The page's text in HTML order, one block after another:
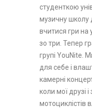
студенткою
музичну школу
вчитися гри на
зо три. Тепер
групі YouNite.
для себе і
камерні
коли мої друзі
мотоциклістів